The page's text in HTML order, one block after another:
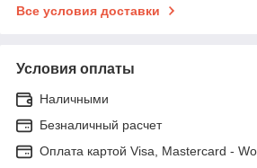
Все условия доставки
Условия оплаты
Наличными
Безналичный расчет
Оплата картой Visa, Mastercard -